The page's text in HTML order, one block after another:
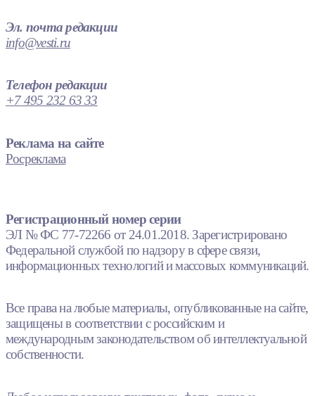
Эл. почта редакции
info@vesti.ru
Телефон редакции
+7 495 232 63 33
Реклама на сайте
Росреклама
Регистрационный номер серии
ЭЛ № ФС 77-72266 от 24.01.2018. Зарегистрировано
Федеральной службой по надзору в сфере связи,
информационных технологий и массовых коммуникаций.
Все права на любые материалы, опубликованные на сайте,
защищены в соответствии с российским и
международным законодательством об интеллектуальной
собственности.